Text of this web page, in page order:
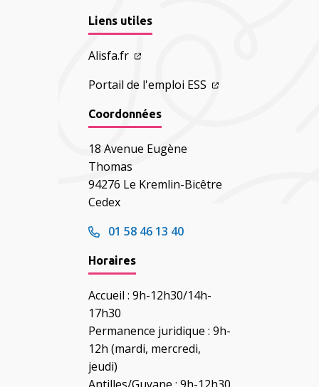
Liens utiles
Alisfa.fr
Portail de l'emploi ESS
Coordonnées
18 Avenue Eugène
Thomas
94276 Le Kremlin-Bicêtre
Cedex
01 58 46 13 40
Horaires
Accueil : 9h-12h30/14h-
17h30
Permanence juridique : 9h-
12h (mardi, mercredi,
jeudi)
Antilles/Guyane : 9h-12h30